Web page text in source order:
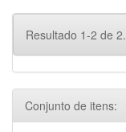
Resultado 1-2 de 2.
Conjunto de itens: